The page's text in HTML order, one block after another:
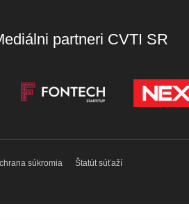
partneri CVTI SR
súkromia
Štatút súťaží